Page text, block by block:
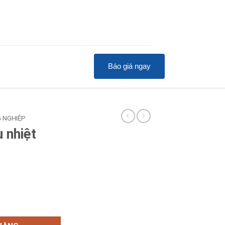
Báo giá ngay
NGHIỆP
nhiệt